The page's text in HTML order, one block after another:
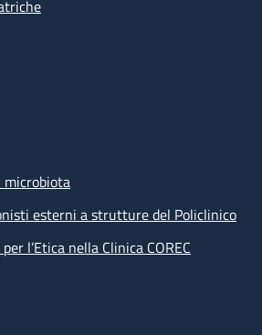
microbiota
esterni a strutture del Policlinico
l’Etica nella Clinica COREC